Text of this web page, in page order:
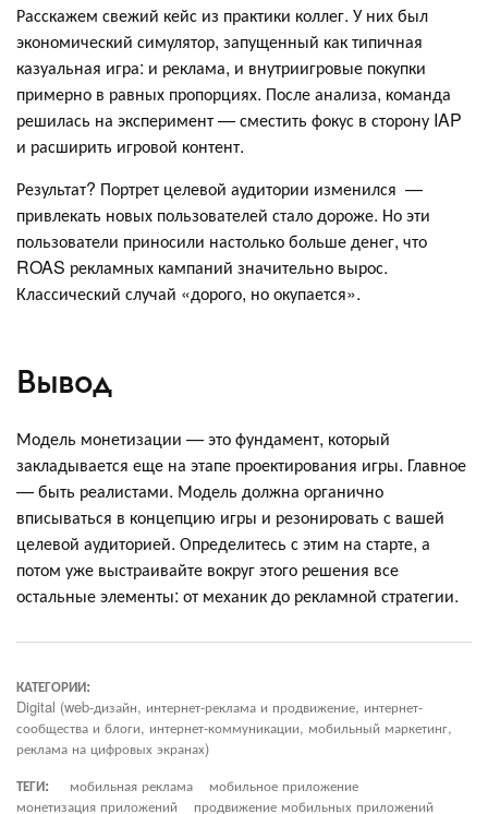
Расскажем свежий кейс из практики коллег. У них был
экономический симулятор, запущенный как типичная
казуальная игра: и реклама, и внутриигровые покупки
примерно в равных пропорциях. После анализа, команда
решилась на эксперимент — сместить фокус в сторону IAP
и расширить игровой контент.
Результат? Портрет целевой аудитории изменился —
привлекать новых пользователей стало дороже. Но эти
пользователи приносили настолько больше денег, что
ROAS рекламных кампаний значительно вырос.
Классический случай «дорого, но окупается».
Вывод
Модель монетизации — это фундамент, который
закладывается еще на этапе проектирования игры. Главное
— быть реалистами. Модель должна органично
вписываться в концепцию игры и резонировать с вашей
целевой аудиторией. Определитесь с этим на старте, а
потом уже выстраивайте вокруг этого решения все
остальные элементы: от механик до рекламной стратегии.
КАТЕГОРИИ:
Digital (web-дизайн, интернет-реклама и продвижение, интернет-
сообщества и блоги, интернет-коммуникации, мобильный маркетинг,
реклама на цифровых экранах)
ТЕГИ:
мобильная реклама
мобильное приложение
монетизация приложений
продвижение мобильных приложений